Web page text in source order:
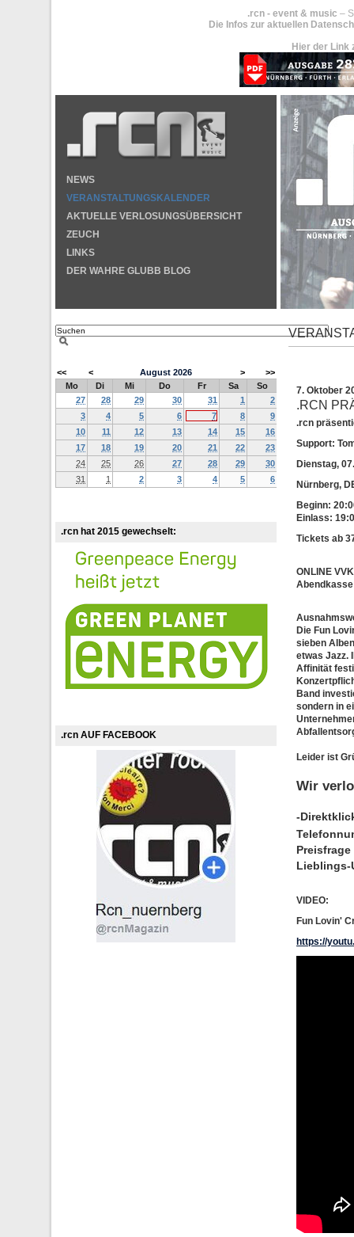
.rcn - event & music –
Die Infos zur aktuellen
Hier der Link
NEWS
VERANSTALTUNGSKALENDER
AKTUELLE VERLOSUNGSÜBERSICHT
ZEUCH
LINKS
DER WAHRE GLUBB BLOG
<< < August 2026 >
>>
Mo
Di Mi Do Fr Sa
So
27
28 29 30 31 1
2
3
4 5 6 7 8
9
10
11 12 13 14 15
16
17
18 19 20 21 22
23
24
25 26 27 28 29
30
31
1 2 3 4 5 6
.rcn hat 2015 gewechselt:
.rcn AUF FACEBOOK
7. Oktober
.RCN
.rcn
Support:
Dienstag,
Nürnberg,
Beginn:
Einlass:
Tickets ab
ONLINE
Die Fun
sieben
etwas Jazz.
Affinität
Band
sondern in
Leider ist
Wir
-
Lieblings-
VIDEO:
Fun Lovin'
https://